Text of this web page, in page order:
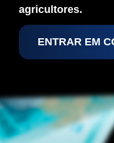
agricultores.
ENTRAR EM